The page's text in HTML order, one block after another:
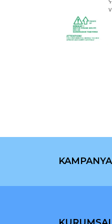
Bu ürünün